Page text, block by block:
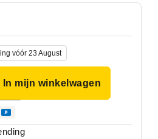
vóór 23 August
In mijn winkelwagen